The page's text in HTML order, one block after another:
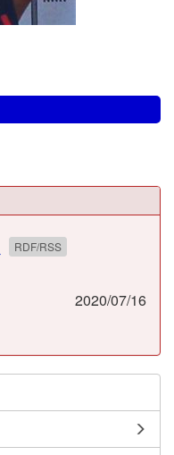
RDF/RSS
2020/07/16